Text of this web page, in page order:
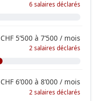
6 salaires déclarés
CHF 5’500 à 7’500 / mois
2 salaires déclarés
CHF 6’000 à 8’000 / mois
2 salaires déclarés